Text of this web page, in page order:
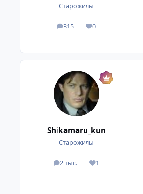
Старожилы
315
посты 0
Репутация
Shikamaru_kun
Старожилы
2 тыс.
посты 1
Репутация